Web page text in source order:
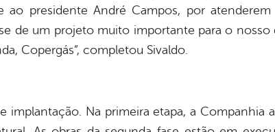
ao presidente André Campos, por
de um projeto muito importante para o
Copergás”, completou Sivaldo.
implantação. Na primeira etapa, a Companhia